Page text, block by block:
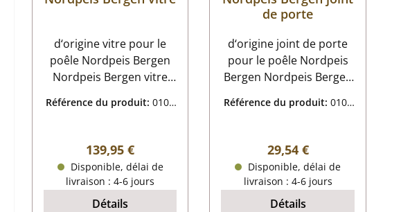
d‘origine vitre pour le
poêle Nordpeis Bergen
Nordpeis Bergen vitre
vitrocéramique matériau
Référence du produit:0106
Prix régulier :
139,95 €
Disponible, délai de
livraison : 4-6 jours
Détails
de porte
d‘origine joint de porte
pour le poêle Nordpeis
Bergen Nordpeis Bergen
clés: paumelle, cordon
Référence du produit: 0106
Prix régulier :
29,54 €
Disponible, délai de
livraison : 4-6 jours
Détails